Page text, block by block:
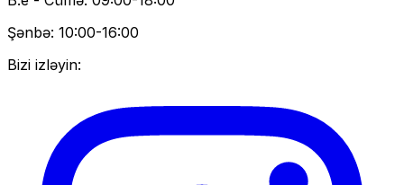
Şənbə: 10:00-16:00
Bizi izləyin: